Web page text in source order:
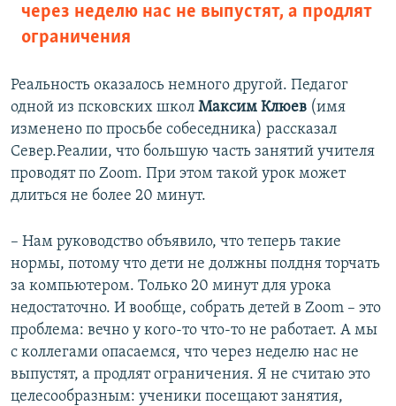
через неделю нас не выпустят, а продлят
ограничения
Реальность оказалось немного другой. Педагог
одной из псковских школ Максим Клюев (имя
изменено по просьбе собеседника) рассказал
Север.Реалии, что большую часть занятий учителя
проводят по Zoom. При этом такой урок может
длиться не более 20 минут.
– Нам руководство объявило, что теперь такие
нормы, потому что дети не должны полдня торчать
за компьютером. Только 20 минут для урока
недостаточно. И вообще, собрать детей в Zoom – это
проблема: вечно у кого-то что-то не работает. А мы
с коллегами опасаемся, что через неделю нас не
выпустят, а продлят ограничения. Я не считаю это
целесообразным: ученики посещают занятия,